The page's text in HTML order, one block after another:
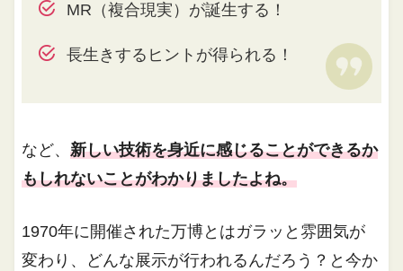
MR（複合現実）が誕生する！
長生きするヒントが得られる！
など、新しい技術を身近に感じることができるか
もしれないことがわかりましたよね。
1970年に開催された万博とはガラッと雰囲気が
変わり、どんな展示が行われるんだろう？と今か